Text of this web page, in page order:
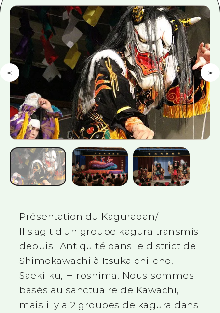
Guide bénévole
Vidéo d'Hiroshima
FAQ
Téléchargement de Photos
Informations sur le transport en
Brochure touristique
Présentation du Kaguradan/
Il s'agit d'un groupe kagura transmis
depuis l'Antiquité dans le district de
Shimokawachi à Itsukaichi-cho,
Saeki-ku, Hiroshima. Nous sommes
basés au sanctuaire de Kawachi,
mais il y a 2 groupes de kagura dans